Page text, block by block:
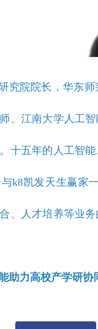
究院院长，华东
、江南大学人工
十五年的人工智
k8凯发天生赢家
、人才培养等业
助力高校产学研协
情链接：||